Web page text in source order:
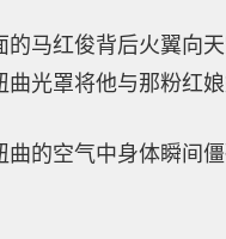
马红俊背后火翼向
光罩将他与那粉红娘
的空气中身体瞬间